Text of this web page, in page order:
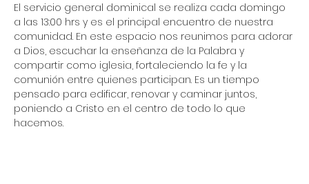
El servicio general dominical se realiza cada domingo
a las 13:00 hrs y es el principal encuentro de nuestra
comunidad. En este espacio nos reunimos para adorar
a Dios, escuchar la enseñanza de la Palabra y
compartir como iglesia, fortaleciendo la fe y la
comunión entre quienes participan. Es un tiempo
pensado para edificar, renovar y caminar juntos,
poniendo a Cristo en el centro de todo lo que
hacemos.